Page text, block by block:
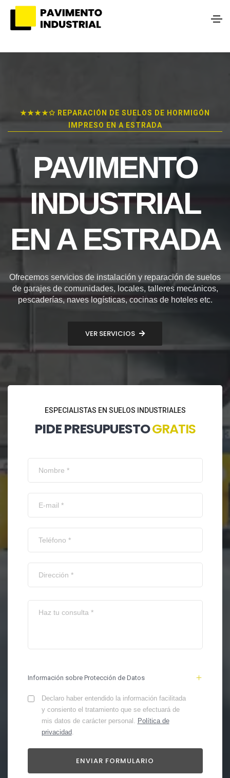
★★★★✩ REPARACIÓN DE SUELOS DE HORMIGÓN
IMPRESO EN A ESTRADA
PAVIMENTO
INDUSTRIAL
EN A ESTRADA
Ofrecemos servicios de instalación y reparación de suelos
de garajes de comunidades, locales, talleres mecánicos,
pescaderías, naves logísticas, cocinas de hoteles etc.
VER SERVICIOS
ESPECIALISTAS EN SUELOS INDUSTRIALES
PIDE PRESUPUESTOGRATIS
Información sobre Protección de Datos
Declaro haber entendido la información facilitada
y consiento el tratamiento que se efectuará de
mis datos de carácter personal. Política de
privacidad.